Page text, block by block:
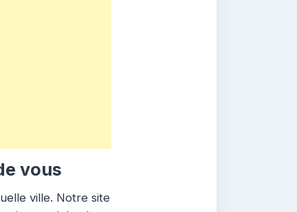
vous
ville. Notre site